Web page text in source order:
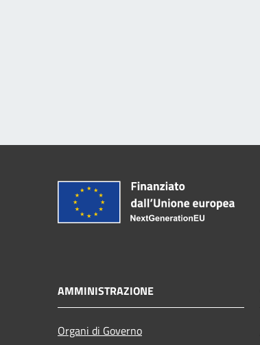
AMMINISTRAZIONE
Organi di Governo